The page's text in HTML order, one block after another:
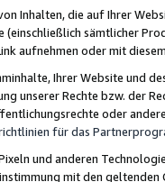
Inhalten, die auf Ihrer
(einschließlich sämtlicher
aufnehmen oder mit
Ihrer Website und
unserer Rechte bzw. der
oder
für das
und anderen
mit den